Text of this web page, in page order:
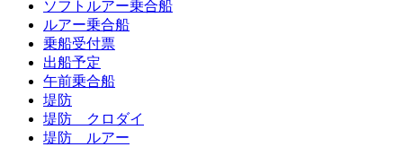
ソフトルアー乗合船
ルアー乗合船
乗船受付票
出船予定
午前乗合船
堤防
堤防 クロダイ
堤防 ルアー